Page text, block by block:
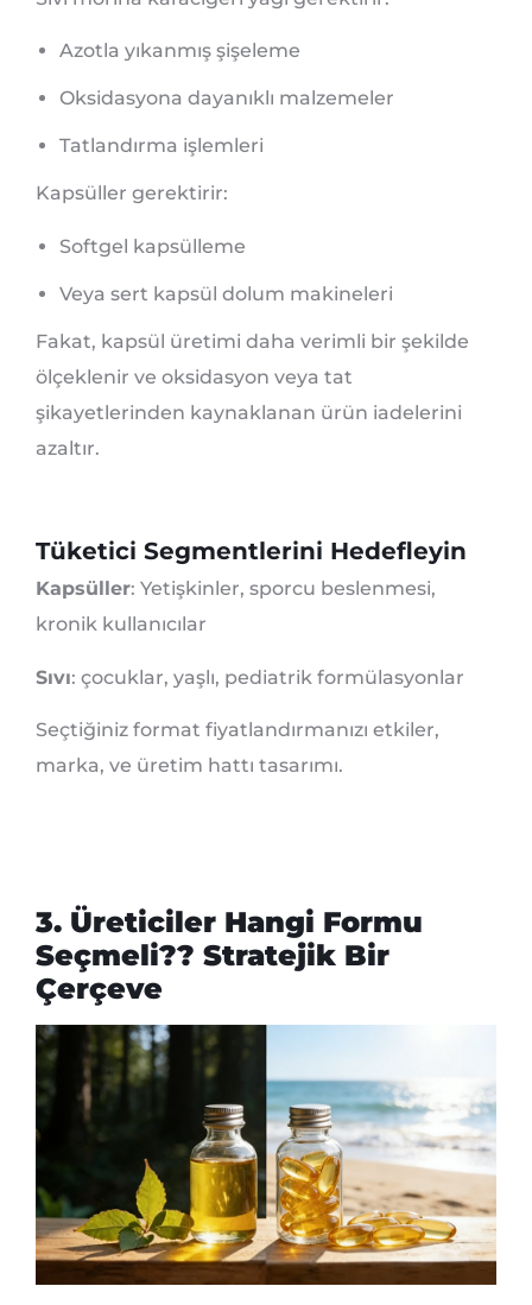
Azotla yıkanmış şişeleme
Oksidasyona dayanıklı malzemeler
Tatlandırma işlemleri
Kapsüller gerektirir:
Softgel kapsülleme
Veya sert kapsül dolum makineleri
Fakat, kapsül üretimi daha verimli bir şekilde
ölçeklenir ve oksidasyon veya tat
şikayetlerinden kaynaklanan ürün iadelerini
azaltır.
Tüketici Segmentlerini Hedefleyin
Kapsüller: Yetişkinler, sporcu beslenmesi,
kronik kullanıcılar
Sıvı: çocuklar, yaşlı, pediatrik formülasyonlar
Seçtiğiniz format fiyatlandırmanızı etkiler,
marka, ve üretim hattı tasarımı.
3. Üreticiler Hangi Formu
Seçmeli?? Stratejik Bir
Çerçeve